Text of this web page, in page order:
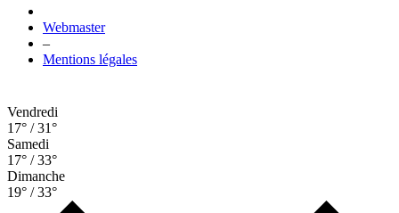
Webmaster
–
Mentions légales
Vendredi
17° / 31°
Samedi
17° / 33°
Dimanche
19° / 33°